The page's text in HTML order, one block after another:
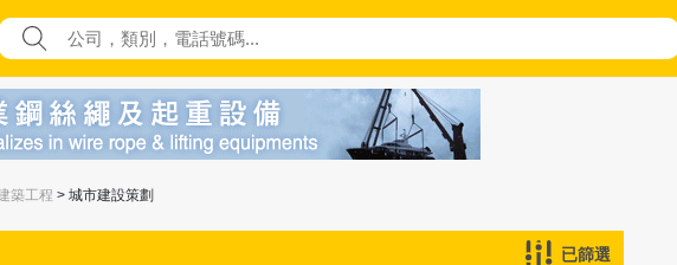
築工程 > 城市建設策劃
已篩選